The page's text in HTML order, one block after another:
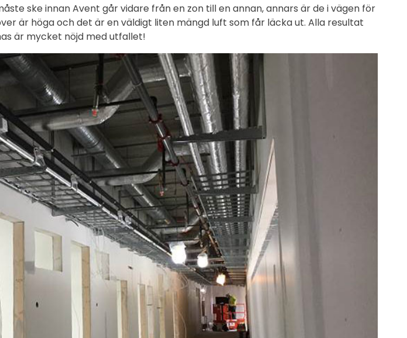
ske innan Avent går vidare från en zon till en annan, annars är de i vägen för
är höga och det är en väldigt liten mängd luft som får läcka ut. Alla resultat
är mycket nöjd med utfallet!